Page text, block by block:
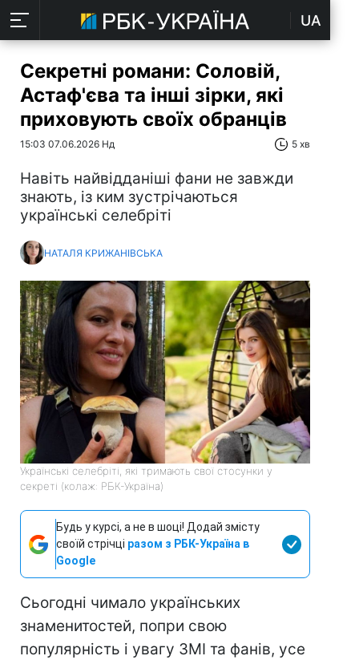
UA
Секретні романи: Соловій,
Астаф'єва та інші зірки, які
приховують своїх обранців
15:03 07.06.2026 Нд 5 хв
Навіть найвідданіші фани не завжди
знають, із ким зустрічаються
українські селебріті
НАТАЛЯ КРИЖАНІВСЬКА
Українські селебріті, які тримають свої стосунки у
секреті (колаж: РБК-Україна)
Будь у курсі, а не в шоці! Додай змісту
своїй стрічці разом з РБК-Україна в
Google
Сьогодні чимало українських
знаменитостей, попри свою
популярність і увагу ЗМІ та фанів, усе